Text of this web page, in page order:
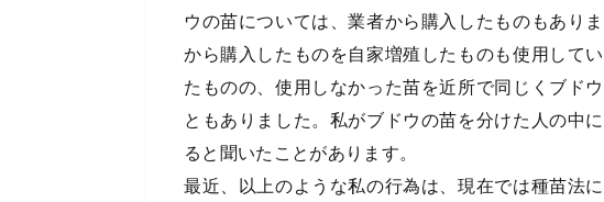
ウの苗については、業者から購入したものもあり
から購入したものを自家増殖したものも使用して
たものの、使用しなかった苗を近所で同じくブド
ともありました。私がブドウの苗を分けた人の中
ると聞いたことがあります。
最近、以上のような私の行為は、現在では種苗法